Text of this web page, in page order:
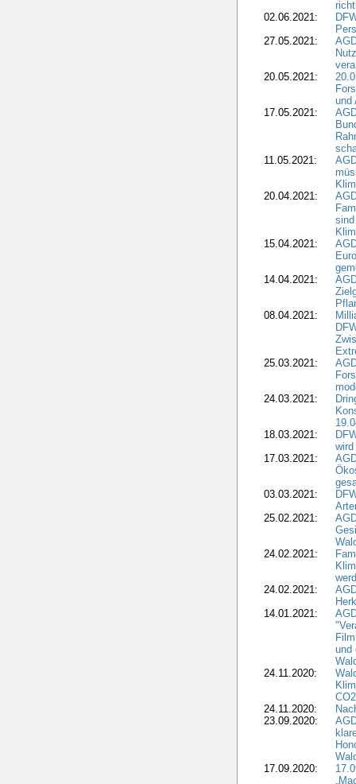
02.06.2021:
27.05.2021:
20.05.2021:
und
17.05.2021:
11.05.2021:
20.04.2021:
15.04.2021:
14.04.2021:
08.04.2021:
25.03.2021:
24.03.2021:
18.03.2021:
17.03.2021:
03.03.2021:
25.02.2021:
24.02.2021:
24.02.2021:
14.01.2021:
und
24.11.2020:
24.11.2020:
23.09.2020:
17.09.2020: